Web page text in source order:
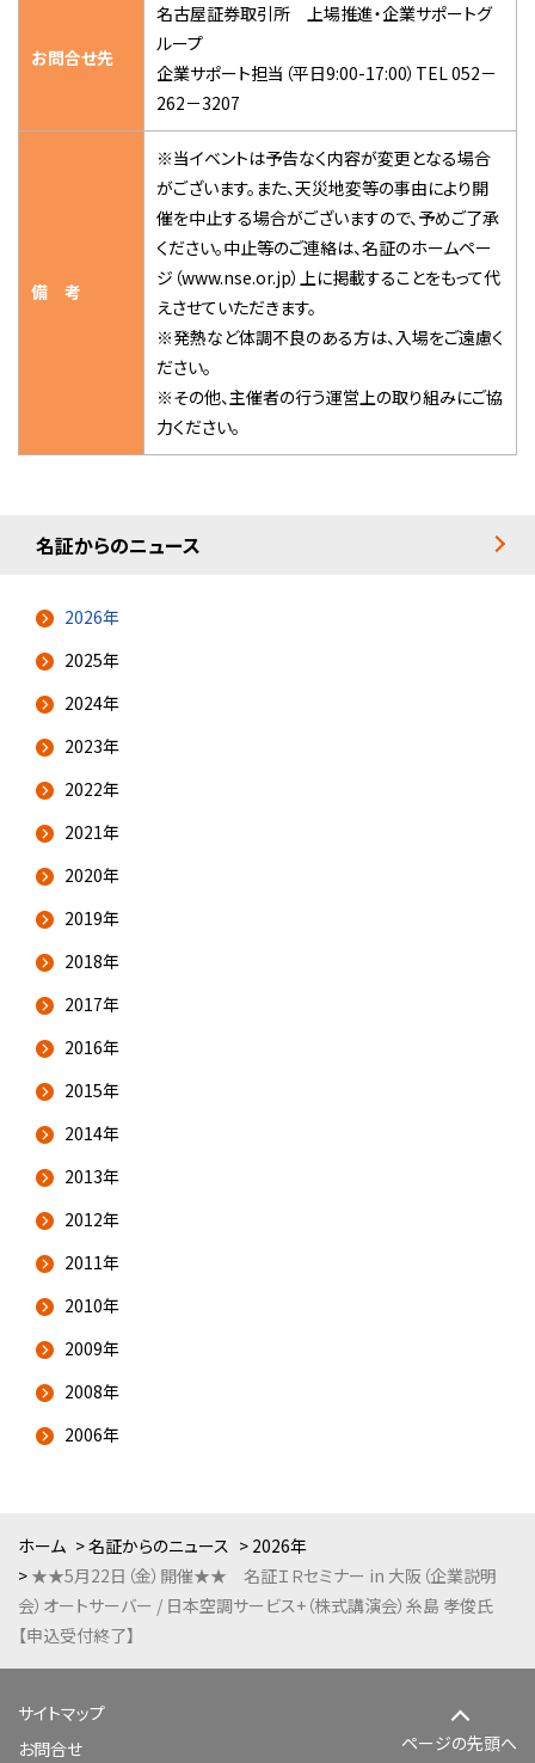
ホーム 名証からのニュース
2026年
★★5月22日（金）開催★★ 名証ＩＲセミナー in 大阪（企業説明
会）オートサーバー / 日本空調サービス+（株式講演会）糸島 孝俊氏
【申込受付終了】
お問合せ先
名古屋証券取引所 上場推進・企業サポートグ
ループ
企業サポート担当（平日9:00-17:00）TEL 052－
262－3207
備 考
※当イベントは予告なく内容が変更となる場合
がございます。また、天災地変等の事由により開
催を中止する場合がございますので、予めご了承
ください。中止等のご連絡は、名証のホームペー
ジ（www.nse.or.jp）上に掲載することをもって代
えさせていただきます。
※発熱など体調不良のある方は、入場をご遠慮く
ださい。
※その他、主催者の行う運営上の取り組みにご協
力ください。
名証からのニュース
2026年
2025年
2024年
2023年
2022年
2021年
2020年
2019年
2018年
2017年
2016年
2015年
2014年
2013年
2012年
2011年
2010年
2009年
2008年
2006年
サイトマップ
お問合せ
ページの先頭へ